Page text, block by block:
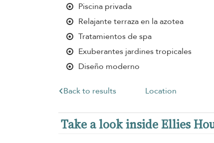
Piscina privada
Relajante terraza en la azotea
Tratamientos de spa
Exuberantes jardines tropicales
Diseño moderno
Back to results Location
Take a look inside Ellies